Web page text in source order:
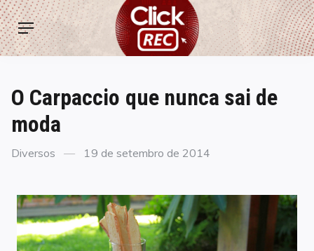
Skip
to
content
ClickREC
Menu
O Carpaccio que nunca sai de
moda
Categories
Diversos
Posted
19 de setembro de 2014